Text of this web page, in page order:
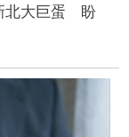
北大巨蛋 盼